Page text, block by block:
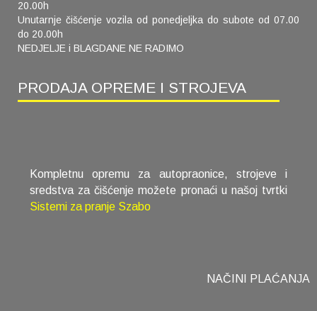
20.00h
Unutarnje čišćenje vozila od ponedjeljka do subote od 07.00
do 20.00h
NEDJELJE i BLAGDANE NE RADIMO
PRODAJA OPREME I STROJEVA
Kompletnu opremu za autopraonice, strojeve i
sredstva za čišćenje možete pronaći u našoj tvrtki
Sistemi za pranje Szabo
NAČINI PLAĆANJA